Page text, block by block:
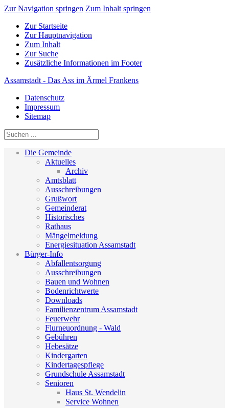
Zur Navigation springen Zum Inhalt springen
Zur Startseite
Zur Hauptnavigation
Zum Inhalt
Zur Suche
Zusätzliche Informationen im Footer
Assamstadt - Das Ass im Ärmel Frankens
Datenschutz
Impressum
Sitemap
Die Gemeinde
Aktuelles
Archiv
Amtsblatt
Ausschreibungen
Grußwort
Gemeinderat
Historisches
Rathaus
Mängelmeldung
Energiesituation Assamstadt
Bürger-Info
Abfallentsorgung
Ausschreibungen
Bauen und Wohnen
Bodenrichtwerte
Downloads
Familienzentrum Assamstadt
Feuerwehr
Flurneuordnung - Wald
Gebühren
Hebesätze
Kindergarten
Kindertagespflege
Grundschule Assamstadt
Senioren
Haus St. Wendelin
Service Wohnen